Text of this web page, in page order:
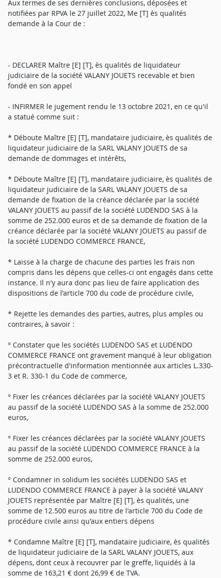
Aux termes de ses dernières conclusions, déposées et
notifiées par RPVA le 27 juillet 2022, Me [T] ès qualités
demande à la Cour de :
- DECLARER Maître [E] [T], ès qualités de liquidateur
judiciaire de la société VALANY JOUETS recevable et bien
fondé en son appel
- INFIRMER le jugement rendu le 13 octobre 2021, en ce qu'il
a statué comme suit :
* Déboute Maître [E] [T], mandataire judiciaire, ès qualités de
liquidateur judiciaire de la SARL VALANY JOUETS de sa
demande de dommages et intérêts,
* Déboute Maître [E] [T], mandataire judiciaire, ès qualités de
liquidateur judiciaire de la SARL VALANY JOUETS de sa
demande de fixation de la créance déclarée par la société
VALANY JOUETS au passif de la société LUDENDO SAS à la
somme de 252.000 euros et de sa demande de fixation de la
créance déclarée par la société VALANY JOUETS au passif de
la société LUDENDO COMMERCE FRANCE,
* Laisse à la charge de chacune des parties les frais non
compris dans les dépens que celles-ci ont engagés dans cette
instance. Il n'y aura donc pas lieu de faire application des
dispositions de l'article 700 du code de procédure civile,
* Rejette les demandes des parties, autres, plus amples ou
contraires, à savoir :
° Constater que les sociétés LUDENDO SAS et LUDENDO
COMMERCE FRANCE ont gravement manqué à leur obligation
précontractuelle d'information mentionnée aux articles L.330-
3 et R. 330-1 du Code de commerce,
° Fixer les créances déclarées par la société VALANY JOUETS
au passif de la société LUDENDO SAS à la somme de 252.000
euros,
° Fixer les créances déclarées par la société VALANY JOUETS
au passif de la société LUDENDO COMMERCE FRANCE à la
somme de 252.000 euros,
° Condamner in solidum les sociétés LUDENDO SAS et
LUDENDO COMMERCE FRANCE à payer à la société VALANY
JOUETS représentée par Maître [E] [T], ès qualités, une
somme de 12.500 euros au titre de l'article 700 du Code de
procédure civile ainsi qu'aux entiers dépens
* Condamne Maître [E] [T], mandataire judiciaire, ès qualités
de liquidateur judiciaire de la SARL VALANY JOUETS, aux
dépens, dont ceux à recouvrer par le greffe, liquidés à la
somme de 163,21 € dont 26,99 € de TVA.